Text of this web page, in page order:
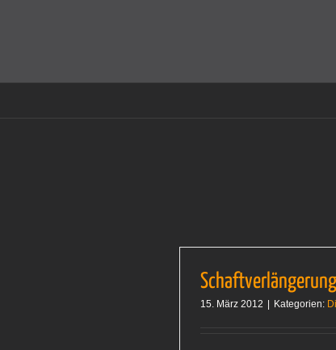
Schaftverlängerung
15. März 2012 Kategorien:
Cookies helfen auf auf dieser Seite bei der